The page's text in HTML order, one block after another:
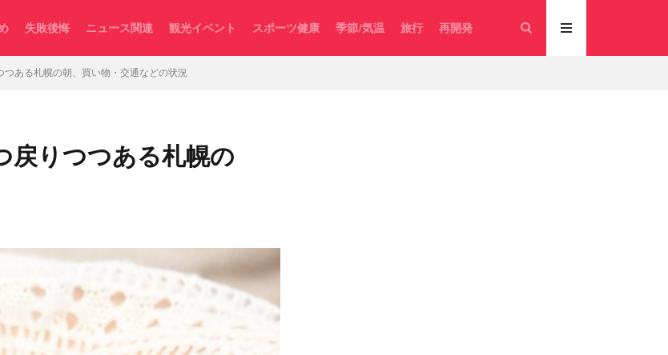
失敗後悔 ニュース関連 観光イベント スポーツ健康 季節/気温 旅行 再開発
ある札幌の朝、買い物・交通などの状況
戻りつつある札幌の